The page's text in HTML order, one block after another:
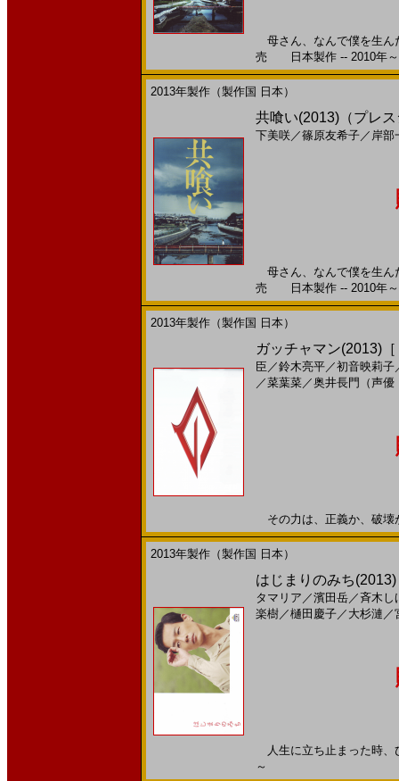
母さん、なんで僕を生ん
売 日本製作 -- 2010年～
2013年製作（製作国 日本）
共喰い(2013)（プレ
下美咲／篠原友希子／ 岸部
母さん、なんで僕を生ん
売 日本製作 -- 2010年～
2013年製作（製作国 日本）
ガッチャマン(2013)
臣 ／鈴木亮平／初音映莉子
／菜葉菜／奥井長門（声優
その力は、正義か、破
2013年製作（製作国 日本）
はじまりのみち
タマリア ／濱田岳／斉木し
楽樹／樋田慶子／ 大杉漣 ／
人生に立ち止まった時
～